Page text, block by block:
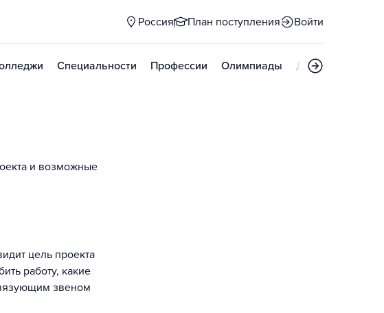
Россия План поступления Войти
Специальности Профессии Олимпиады Дни открытых
и возможные
цель проекта
работу, какие
звеном